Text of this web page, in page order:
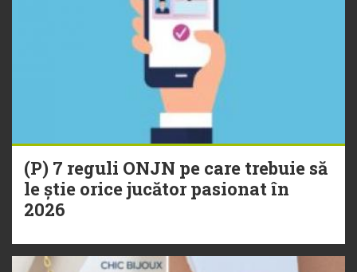
(P) 7 reguli ONJN pe care trebuie să
le știe orice jucător pasionat în
2026